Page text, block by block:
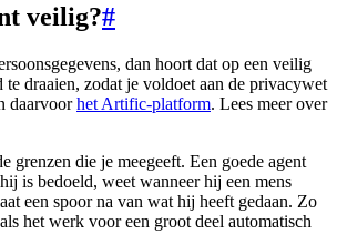
veilig?#
dan hoort dat op een veilig
draaien, zodat je voldoet aan de privacywet
daarvoorhet Artific-platform. Lees meer over
grenzen die je meegeeft. Een goede agent
is bedoeld, weet wanneer hij een mens
een spoor na van wat hij heeft gedaan. Zo
het werk voor een groot deel automatisch